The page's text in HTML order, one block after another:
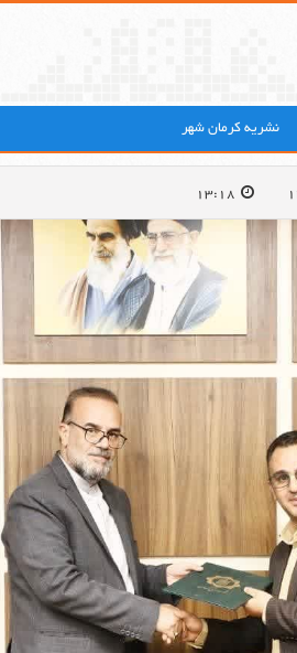
نشریه کرمان شهر
13:18